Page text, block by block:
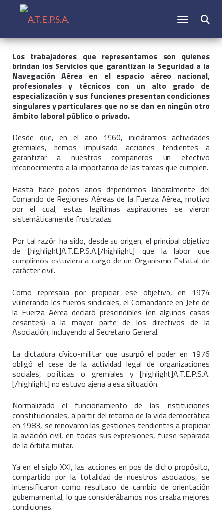
CAMBIAR
Los trabajadores que representamos son quienes
brindan los Servicios que garantizan la Seguridad a la
Navegación Aérea en el espacio aéreo nacional,
profesionales y técnicos con un alto grado de
especialización y sus funciones presentan condiciones
singulares y particulares que no se dan en ningún otro
ámbito laboral público o privado.
Desde que, en el año 1960, iniciáramos actividades
gremiales, hemos impulsado acciones tendientes a
garantizar a nuestros compañeros un efectivo
reconocimiento a la importancia de las tareas que cumplen.
Hasta hace pocos años dependimos laboralmente del
Comando de Regiones Aéreas de la Fuerza Aérea, motivo
por el cual, estas legítimas aspiraciones se vieron
sistemáticamente frustradas.
Por tal razón ha sido, desde su origen, el principal objetivo
de [highlight]A.T.E.P.S.A.[/highlight] que la labor que
cumplimos estuviera a cargo de un Organismo Estatal de
carácter civil.
Como represalia por propiciar ese objetivo, en 1974
vulnerando los fueros sindicales, el Comandante en Jefe de
la Fuerza Aérea declaró prescindibles (en algunos casos
cesantes) a la mayor parte de los directivos de la
Asociación, incluyendo al Secretario General.
La dictadura cívico-militar que usurpó el poder en 1976
obligó el cese de la actividad legal de organizaciones
sociales, políticas o gremiales y [highlight]A.T.E.P.S.A.
[/highlight] no estuvo ajena a esa situación.
Normalizado el funcionamiento de las instituciones
constitucionales, a partir del retorno de la vida democrática
en 1983, se renovaron las gestiones tendientes a propiciar
la aviación civil, en todas sus expresiones, fuese separada
de la órbita militar.
Ya en el siglo XXI, las acciones en pos de dicho propósito,
compartido por la totalidad de nuestros asociados, se
intensificaron como resultado de cambio de orientación
gubernamental, lo que considerábamos nos creaba mejores
condiciones.